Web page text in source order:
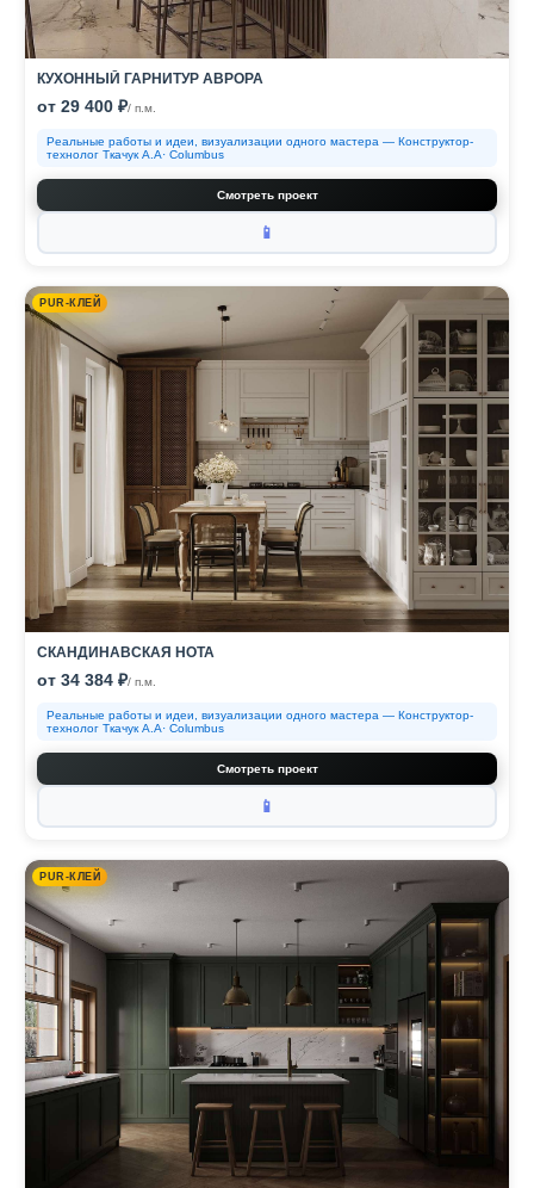
КУХОННЫЙ ГАРНИТУР АВРОРА
от 29 400 ₽/ п.м.
Реальные работы и идеи, визуализации одного мастера — Конструктор-
технолог Ткачук А.А· Columbus
Смотреть проект
📱
PUR-КЛЕЙ
СКАНДИНАВСКАЯ НОТА
от 34 384 ₽/ п.м.
Реальные работы и идеи, визуализации одного мастера — Конструктор-
технолог Ткачук А.А· Columbus
Смотреть проект
📱
PUR-КЛЕЙ